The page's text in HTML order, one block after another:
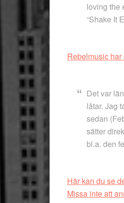
loving the
“Shake It
Rebelmusic
Det var
låtar. Jag
sedan
sätter
bl.a. den
Här kan du se
Missa inte att